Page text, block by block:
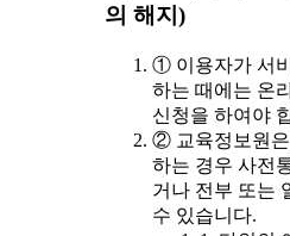
의 해지)
① 이용자가 서
하는 때에는 온
신청을 하여야
② 교육정보원
하는 경우 사전
거나 전부 또는
수 있습니다.